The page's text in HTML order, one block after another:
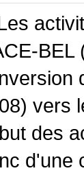
BEL
vers
des
d'une